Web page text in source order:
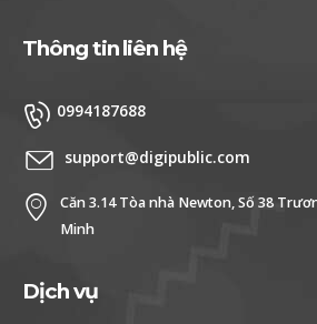
Thông tin liên hệ
0994187688
support@digipublic.com
Căn 3.14 Tòa nhà Newton, Số 38
Minh
Dịch vụ